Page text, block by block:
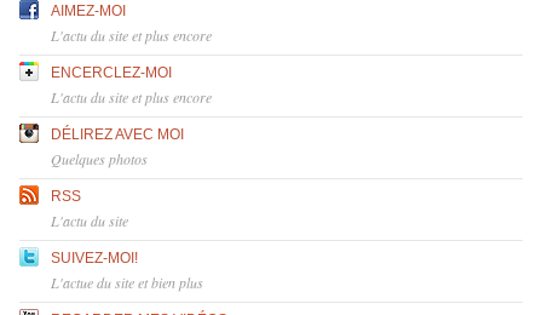
AIMEZ-MOI
L'actu du site et plus encore
ENCERCLEZ-MOI
L'actu du site et plus encore
DÉLIREZ AVEC MOI
Quelques photos
RSS
L'actu du site
SUIVEZ-MOI!
L'actue du site et bien plus